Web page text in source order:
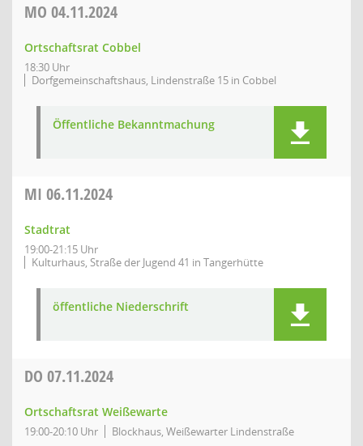
MO 04.11.2024
Ortschaftsrat Cobbel
18:30 Uhr
Dorfgemeinschaftshaus, Lindenstraße 15 in Cobbel
Öffentliche Bekanntmachung
MI 06.11.2024
Stadtrat
19:00-21:15 Uhr
Kulturhaus, Straße der Jugend 41 in Tangerhütte
öffentliche Niederschrift
DO 07.11.2024
Ortschaftsrat Weißewarte
19:00-20:10 Uhr Blockhaus, Weißewarter Lindenstraße